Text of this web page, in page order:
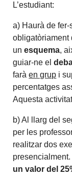
L’estudiant:
a) Haurà de
obligatòriament
unesquema,
guiar-ne el
faràen grup i
percentatges
Aquesta
b) Al llarg del
per les
realitzar dos
un valor del